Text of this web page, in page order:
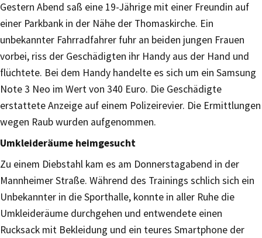
Gestern Abend saß eine 19-Jährige mit einer Freundin auf
einer Parkbank in der Nähe der Thomaskirche. Ein
unbekannter Fahrradfahrer fuhr an beiden jungen Frauen
vorbei, riss der Geschädigten ihr Handy aus der Hand und
flüchtete. Bei dem Handy handelte es sich um ein Samsung
Note 3 Neo im Wert von 340 Euro. Die Geschädigte
erstattete Anzeige auf einem Polizeirevier. Die Ermittlungen
wegen Raub wurden aufgenommen.
Umkleideräume heimgesucht
Zu einem Diebstahl kam es am Donnerstagabend in der
Mannheimer Straße. Während des Trainings schlich sich ein
Unbekannter in die Sporthalle, konnte in aller Ruhe die
Umkleideräume durchgehen und entwendete einen
Rucksack mit Bekleidung und ein teures Smartphone der